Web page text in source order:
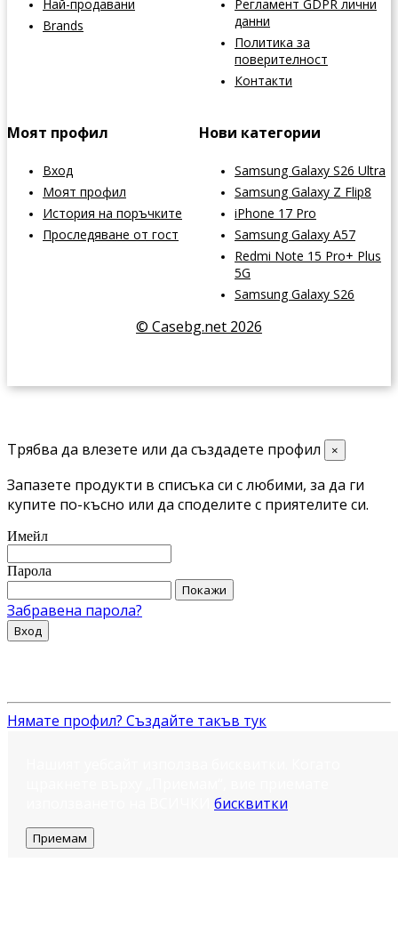
Най-продавани
Brands
Регламент GDPR лични
данни
Политика за
поверителност
Контакти
Моят профил
Вход
Моят профил
История на поръчките
Проследяване от гост
Нови категории
Samsung Galaxy S26 Ultra
Samsung Galaxy Z Flip8
iPhone 17 Pro
Samsung Galaxy A57
Redmi Note 15 Pro+ Plus
5G
Samsung Galaxy S26
© Casebg.net 2026
Трябва да влезете или да създадете профил ×
Запазете продукти в списъка си с любими, за да ги
купите по-късно или да споделите с приятелите си.
Имейл
Парола
Покажи
Забравена парола?
Вход
Нямате профил? Създайте такъв тук
бисквитки
Приемам